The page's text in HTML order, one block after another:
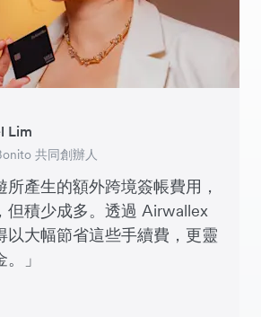
所產生的額外跨境簽帳費用，
但積少成多。透過 Airwallex
以大幅節省這些手續費，更靈
」
Lim
共同創辦人
Tsai
創辦人
數碼營運總監
Chong
政總裁
創辦人
共同創辦人